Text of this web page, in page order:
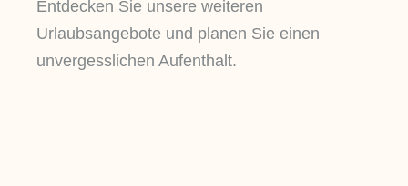
Entdecken Sie unsere weiteren
Urlaubsangebote und planen Sie einen
unvergesslichen Aufenthalt.